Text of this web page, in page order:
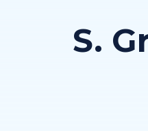
S.